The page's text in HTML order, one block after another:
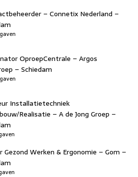
– Connetix Nederland –
OproepCentrale – Argos
– Schiedam
Installatietechniek
Realisatie – A de Jong Groep –
Gezond Werken & Ergonomie – Gom –